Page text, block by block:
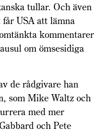
tullar. Och även
USA att lämna
kommentarer
om ömsesidiga
de rådgivare han
som Mike Waltz och
med mer
och Pete